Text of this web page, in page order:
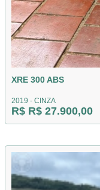
XRE 300 ABS
2019 - CINZA
R$ R$ 27.900,00